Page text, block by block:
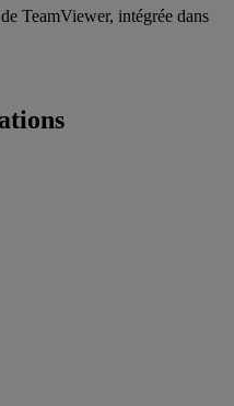
TeamViewer, intégrée dans